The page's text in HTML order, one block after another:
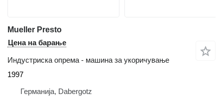
Mueller Presto
Цена на барање
Индустриска опрема - машина за укоричување
1997
Германија, Dabergotz